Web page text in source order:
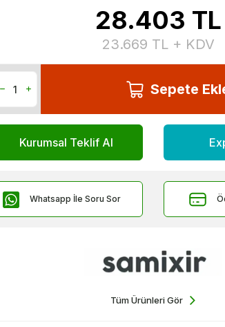
28.403 TL
23.669 TL + KDV
Sepete
Kurumsal Teklif Al
Whatsapp İle Soru Sor
Tüm Ürünleri Gör